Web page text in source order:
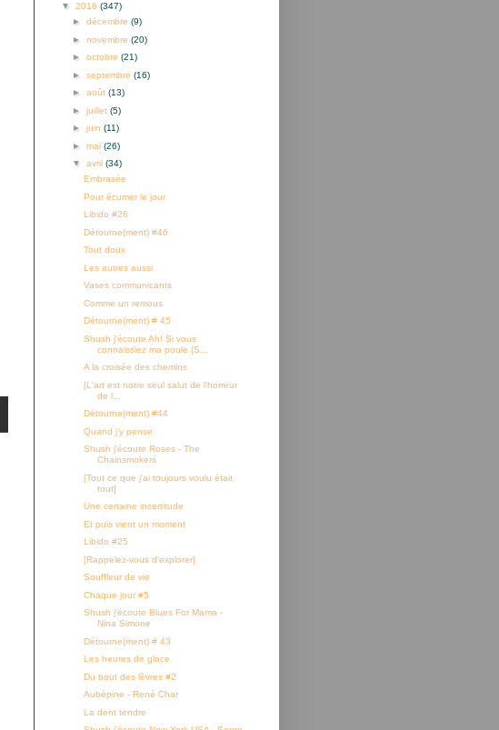
▼ 2016 (347)
► décembre (9)
► novembre (20)
► octobre (21)
► septembre (16)
► août (13)
► juillet (5)
► juin (11)
► mai (26)
▼ avril (34)
Embrasée
Pour écumer le jour
Libido #26
Détourne(ment) #46
Tout doux
Les autres aussi
Vases communicants
Comme un remous
Détourne(ment) # 45
Shush j'écoute Ah! Si vous
connaissiez ma poule (S...
A la croisée des chemins
[L'art est notre seul salut de l'horreur
de l...
Détourne(ment) #44
Quand j'y pense
Shush j'écoute Roses - The
Chainsmokers
[Tout ce que j'ai toujours voulu était
tout]
Une certaine incertitude
Et puis vient un moment
Libido #25
[Rappelez-vous d'explorer]
Souffleur de vie
Chaque jour #5
Shush j'écoute Blues For Mama -
Nina Simone
Détourne(ment) # 43
Les heures de glace
Du bout des lèvres #2
Aubépine - René Char
La dent tendre